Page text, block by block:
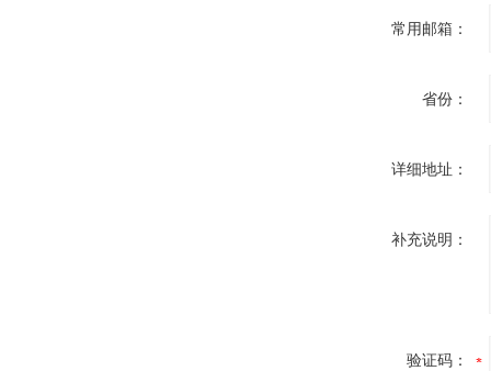
常用邮箱：
省份：
详细地址：
补充说明：
验证码：